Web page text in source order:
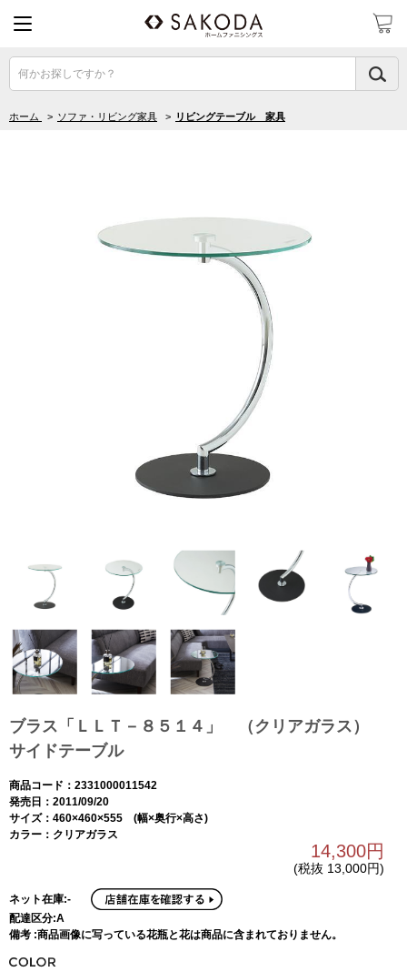
何かお探しですか？
ホーム > ソファ・リビング家具 > リビングテーブル 家具
ブラス「ＬＬＴ－８５１４」 （クリアガラス）
サイドテーブル
商品コード：2331000011542
発売日：2011/09/20
サイズ：460×460×555 (幅×奥行×高さ)
カラー：クリアガラス
14,300円
(税抜 13,000円)
ネット在庫:-
配達区分:A
備考 :商品画像に写っている花瓶と花は商品に含まれておりません。